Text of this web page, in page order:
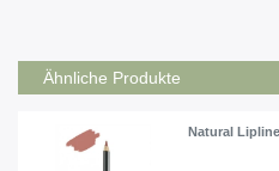
Ähnliche Produkte
Natural